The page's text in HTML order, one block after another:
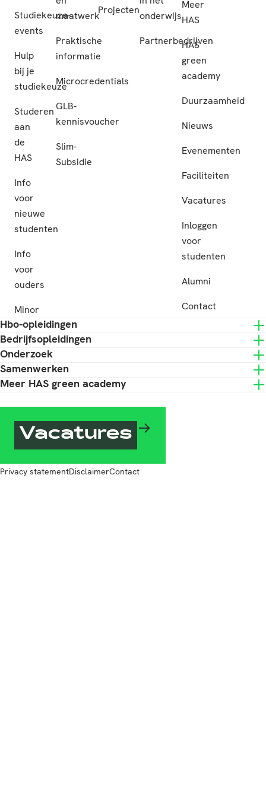
Studiekeuze-
events
Hulp
bij je
studiekeuze
Studeren
aan
de
HAS
Info
voor
nieuwe
studenten
Info
voor
ouders
Minor
maatwerk
Praktische
informatie
Microcredentials
GLB-
kennisvoucher
Slim-
Subsidie
Projectenonderwijs
Partnerbedrijven
Meer
HAS
HAS
green
academy
Duurzaamheid
Nieuws
Evenementen
Faciliteiten
Vacatures
Inloggen
voor
studenten
Alumni
Contact
Hbo-opleidingen
Bedrijfsopleidingen
Onderzoek
Samenwerken
Meer HAS green academy
Vacatures
Privacy statementDisclaimerContact